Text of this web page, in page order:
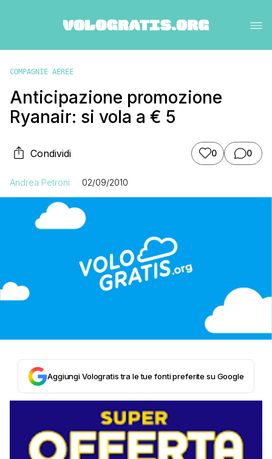
COMPAGNIE AEREE
Anticipazione promozione
Ryanair: si vola a € 5
Condividi 0 0
Andrea Petroni 02/09/2010
Aggiungi Vologratis tra le tue fonti preferite su Google